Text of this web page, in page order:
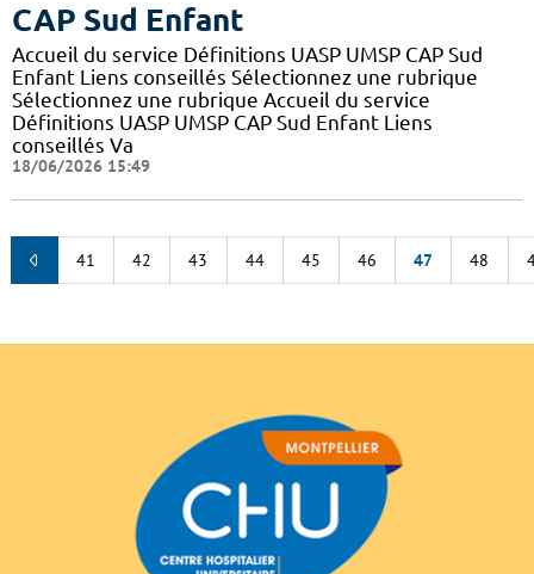
CAP Sud Enfant
Accueil du service Définitions UASP UMSP CAP Sud
Enfant Liens conseillés Sélectionnez une rubrique
Sélectionnez une rubrique Accueil du service
Définitions UASP UMSP CAP Sud Enfant Liens
conseillés Va
18/06/2026 15:49
41 42 43 44 45 46 47 48